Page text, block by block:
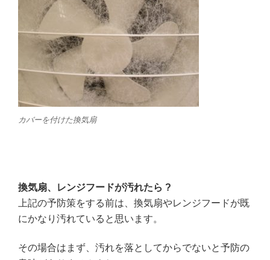
カバーを付けた換気扇
換気扇、レンジフードが汚れたら ?
上記の予防策をする前は、換気扇やレンジフードが既
にかなり汚れていると思います。
その場合はまず、汚れを落としてからでないと予防の